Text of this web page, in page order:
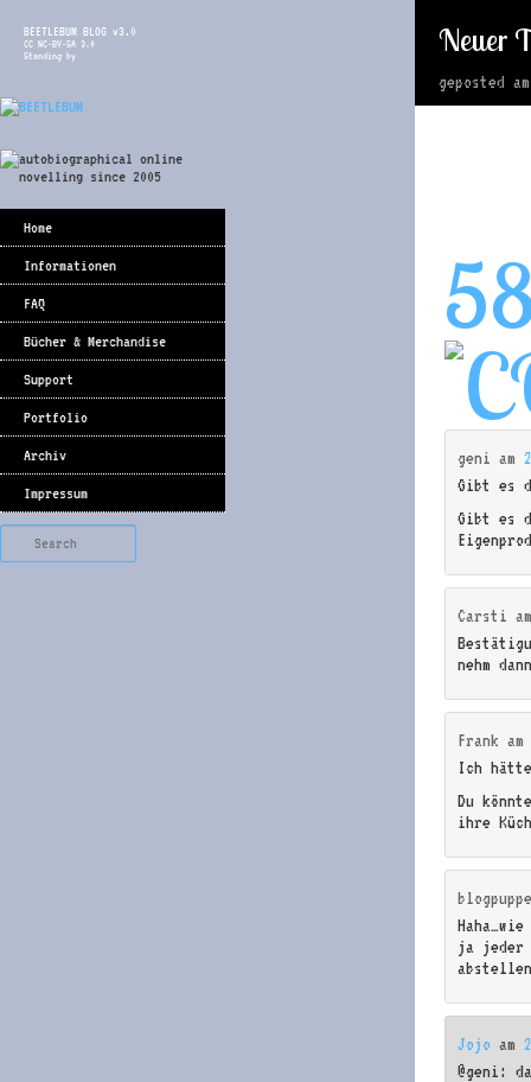
BEETLEBUM BLOG v3.0
CC NC-BY-SA 3.0
Standing by
Home
Informationen
FAQ
Bücher & Merchandise
Support
Portfolio
Archiv
Impressum
Neuer
geposted
geni am
Gibt es
Gibt es
Carsti
nehm
Frank am
Ich
Du
ihre
blogpuppe
ja jeder
Jojo am
@geni: